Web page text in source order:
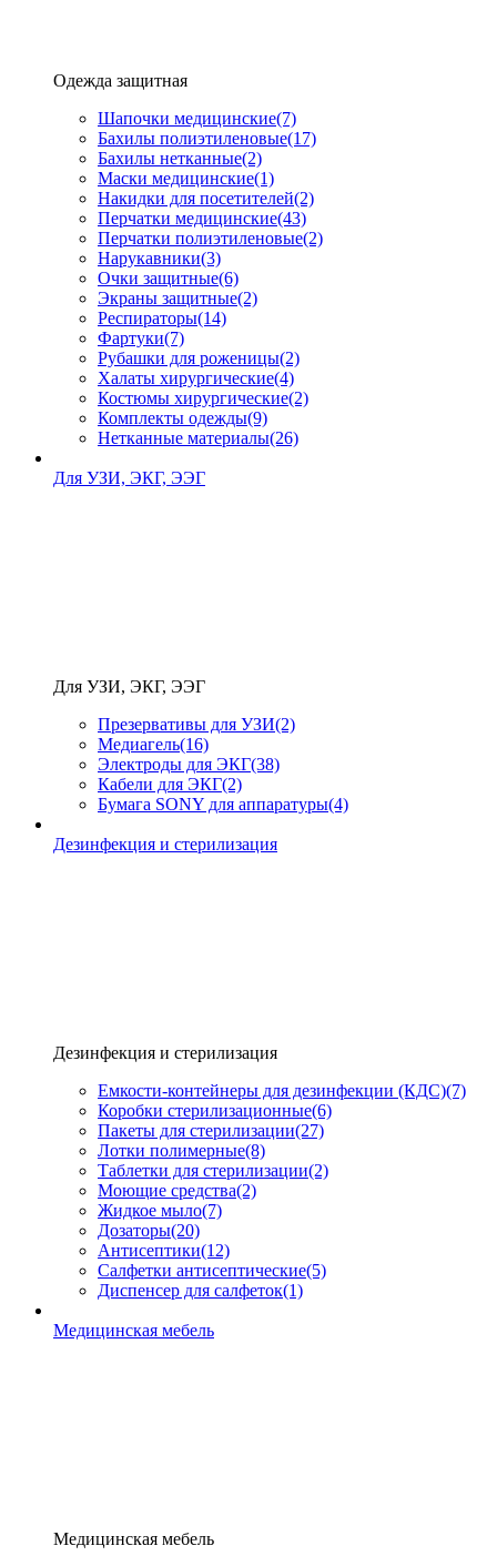
Одежда защитная
Шапочки медицинские(7)
Бахилы полиэтиленовые(17)
Бахилы нетканные(2)
Маски медицинские(1)
Накидки для посетителей(2)
Перчатки медицинские(43)
Перчатки полиэтиленовые(2)
Нарукавники(3)
Очки защитные(6)
Экраны защитные(2)
Рeспираторы(14)
Фартуки(7)
Рубашки для роженицы(2)
Халаты хирургические(4)
Костюмы хирургические(2)
Комплекты одежды(9)
Нетканные материалы(26)
Для УЗИ, ЭКГ, ЭЭГ
Для УЗИ, ЭКГ, ЭЭГ
Презервативы для УЗИ(2)
Медиагель(16)
Электроды для ЭКГ(38)
Кабели для ЭКГ(2)
Бумага SONY для аппаратуры(4)
Дезинфекция и стерилизация
Дезинфекция и стерилизация
Емкости-контейнеры для дезинфекции (КДС)(7)
Коробки стерилизационные(6)
Пакеты для стерилизации(27)
Лотки полимерные(8)
Таблетки для стерилизации(2)
Моющие средства(2)
Жидкое мыло(7)
Дозаторы(20)
Антисептики(12)
Салфетки антисептические(5)
Диспенсер для салфеток(1)
Медицинская мебель
Медицинская мебель